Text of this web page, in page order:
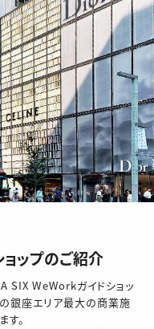
ップのご紹介
WeWorkガイドショッ
銀座エリア最大の商業施
。